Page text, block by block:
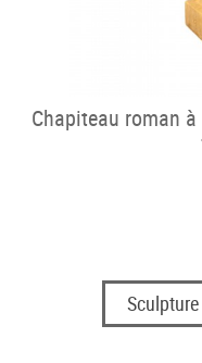
Chapiteau roman